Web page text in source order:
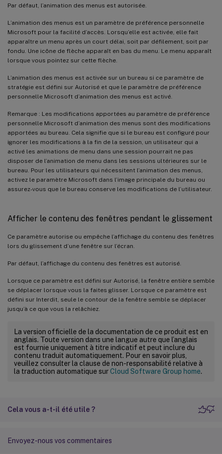
Par défaut, l’animation des menus est autorisée.
L’animation des menus est un paramètre de préférence personnelle
Microsoft pour la facilité d’accès. Lorsqu’elle est activée, elle fait
apparaître un menu après un court délai, soit par défilement, soit par
fondu. Une icône de flèche apparaît en bas du menu. Le menu apparaît
lorsque vous pointez sur cette flèche.
L’animation des menus est activée sur un bureau si ce paramètre de
stratégie est défini sur Autorisé et que le paramètre de préférence
personnelle Microsoft d’animation des menus est activé.
Remarque : Les modifications apportées au paramètre de préférence
personnelle Microsoft d’animation des menus sont des modifications
apportées au bureau. Cela signifie que si le bureau est configuré pour
ignorer les modifications à la fin de la session, un utilisateur qui a
activé les animations de menu dans une session pourrait ne pas
disposer de l’animation de menu dans les sessions ultérieures sur le
bureau. Pour les utilisateurs qui nécessitent l’animation des menus,
activez le paramètre Microsoft dans l’image principale du bureau ou
assurez-vous que le bureau conserve les modifications de l’utilisateur.
Afficher le contenu des fenêtres pendant le glissement
Ce paramètre autorise ou empêche l’affichage du contenu des fenêtres
lors du glissement d’une fenêtre sur l’écran.
Par défaut, l’affichage du contenu des fenêtres est autorisé.
Lorsque ce paramètre est défini sur Autorisé, la fenêtre entière semble
se déplacer lorsque vous la faites glisser. Lorsque ce paramètre est
défini sur Interdit, seule le contour de la fenêtre semble se déplacer
jusqu’à ce que vous la relâchiez.
La version officielle de la documentation de ce produit est en
anglais. Toute version dans une langue autre que l’anglais
est fournie uniquement à titre indicatif et peut inclure du
contenu traduit automatiquement. Pour en savoir plus,
veuillez consulter la clause de non-responsabilité relative à
la traduction automatique surCloud Software Group home.
Cela vous a-t-il été utile ?
Envoyez-nous vos commentaires